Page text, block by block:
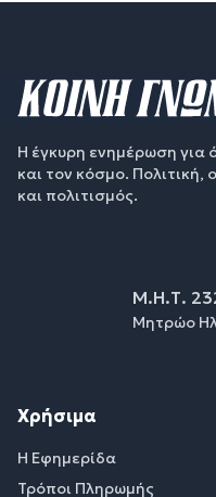
Η έγκυρη ενημέρωση για
και τον κόσμο. Πολιτική,
και πολιτισμός.
Μ.Η.Τ.
Μητρώο
Χρήσιμα
Η Εφημερίδα
Τρόποι Πληρωμής